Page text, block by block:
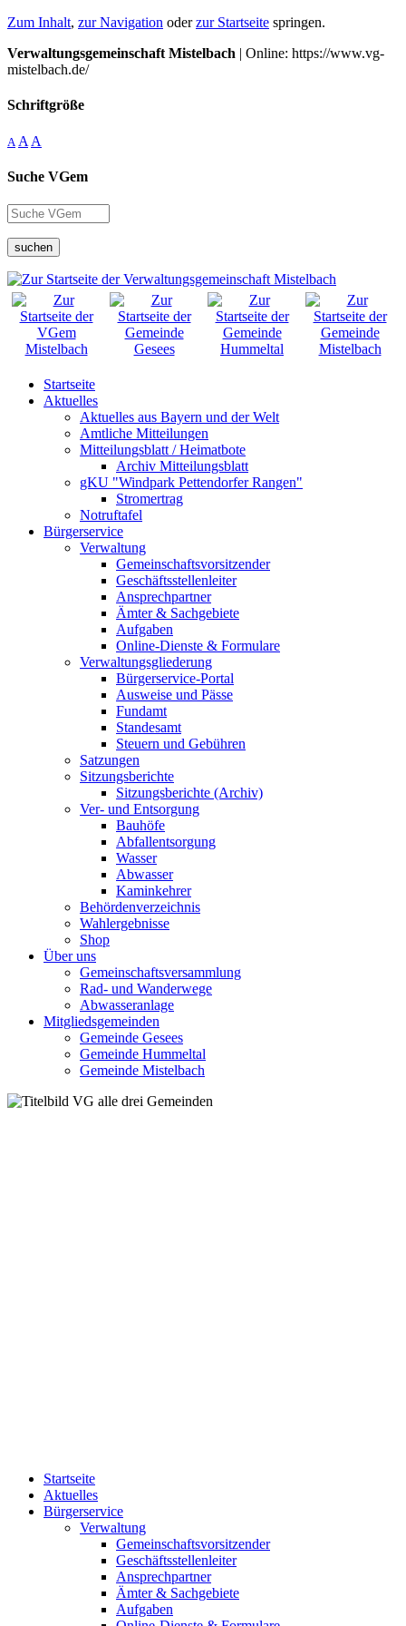
Zum Inhalt, zur Navigation oderzur Startseite springen.
Verwaltungsgemeinschaft Mistelbach | Online: https://www.vg-
mistelbach.de/
Schriftgröße
A A A
Suche VGem
suchen
Startseite
Aktuelles
Aktuelles aus Bayern und der Welt
Amtliche Mitteilungen
Mitteilungsblatt / Heimatbote
Archiv Mitteilungsblatt
gKU "Windpark Pettendorfer Rangen"
Stromertrag
Notruftafel
Bürgerservice
Verwaltung
Gemeinschaftsvorsitzender
Geschäftsstellenleiter
Ansprechpartner
Ämter & Sachgebiete
Aufgaben
Online-Dienste & Formulare
Verwaltungsgliederung
Bürgerservice-Portal
Ausweise und Pässe
Fundamt
Standesamt
Steuern und Gebühren
Satzungen
Sitzungsberichte
Sitzungsberichte (Archiv)
Ver- und Entsorgung
Bauhöfe
Abfallentsorgung
Wasser
Abwasser
Kaminkehrer
Behördenverzeichnis
Wahlergebnisse
Shop
Über uns
Gemeinschaftsversammlung
Rad- und Wanderwege
Abwasseranlage
Mitgliedsgemeinden
Gemeinde Gesees
Gemeinde Hummeltal
Gemeinde Mistelbach
Startseite
Aktuelles
Bürgerservice
Verwaltung
Gemeinschaftsvorsitzender
Geschäftsstellenleiter
Ansprechpartner
Ämter & Sachgebiete
Aufgaben